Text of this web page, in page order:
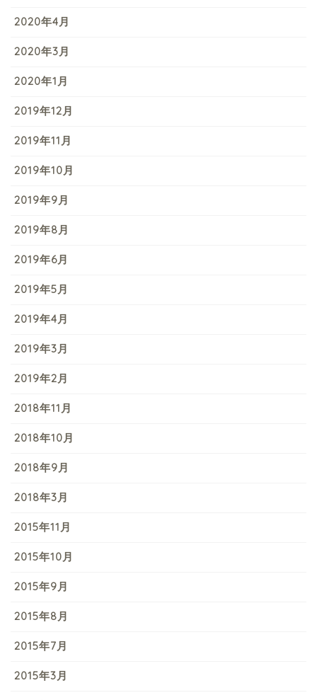
2020年4月
2020年3月
2020年1月
2019年12月
2019年11月
2019年10月
2019年9月
2019年8月
2019年6月
2019年5月
2019年4月
2019年3月
2019年2月
2018年11月
2018年10月
2018年9月
2018年3月
2015年11月
2015年10月
2015年9月
2015年8月
2015年7月
2015年3月